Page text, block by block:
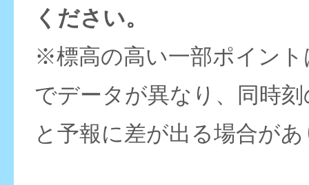
ください。
※標高の高い一部ポイン
でデータが異なり、同時
と予報に差が出る場合が